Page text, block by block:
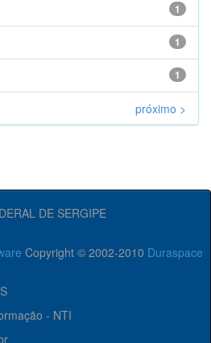
1
1
1
próximo >
DE SERGIPE
Copyright © 2002-2010 Duraspace
- NTI